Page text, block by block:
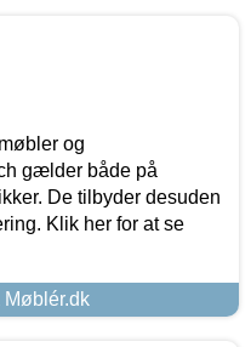
og
gælder både på
De tilbyder desuden
Klik her for at se